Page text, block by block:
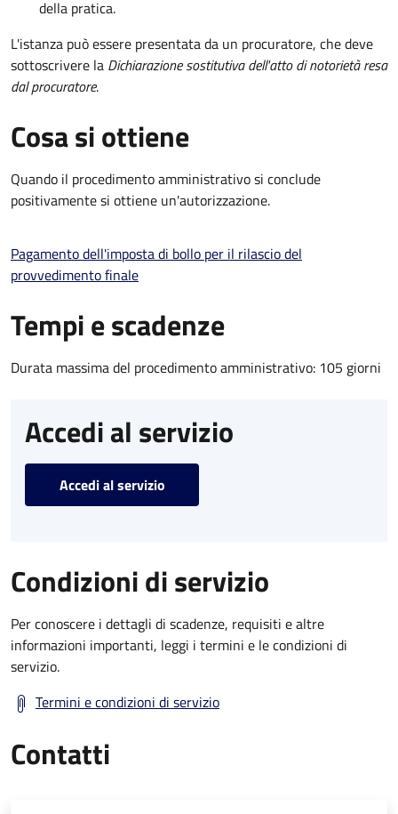
della pratica.
L'istanza può essere presentata da un procuratore, che deve
sottoscrivere la Dichiarazione sostitutiva dell'atto di notorietà resa
dal procuratore.
Cosa si ottiene
Quando il procedimento amministrativo si conclude
positivamente si ottiene un'autorizzazione.
Pagamento dell'imposta di bollo per il rilascio del
provvedimento finale
Tempi e scadenze
Durata massima del procedimento amministrativo: 105 giorni
Accedi al servizio
Accedi al servizio
Condizioni di servizio
Per conoscere i dettagli di scadenze, requisiti e altre
informazioni importanti, leggi i termini e le condizioni di
servizio.
Termini e condizioni di servizio
Contatti